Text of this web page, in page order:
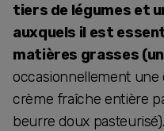
tiers de légumes et
auxquels il est
matières grasses
occasionnellement une
crème fraîche entière
beurre doux